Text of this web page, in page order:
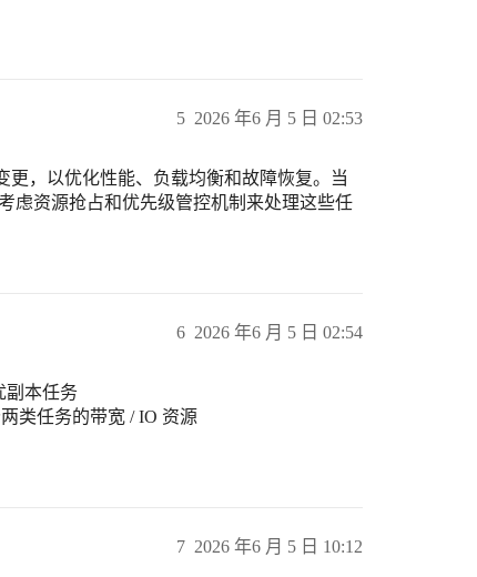
2026 年6 月 5 日 02:53
5
更，以优化性能、负载均衡和故障恢复。当
虑资源抢占和优先级管控机制来处理这些任
2026 年6 月 5 日 02:54
6
副本任务
类任务的带宽 / IO 资源
2026 年6 月 5 日 10:12
7